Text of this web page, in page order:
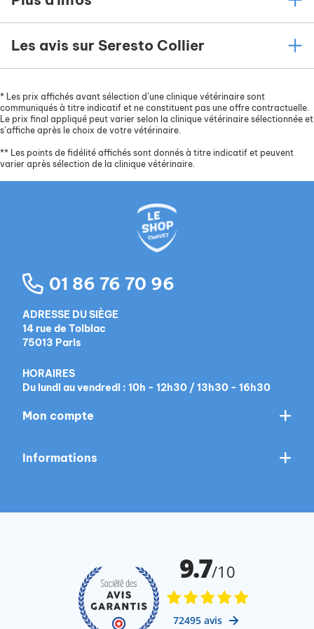
Les avis sur Seresto Collier
* Les prix affichés avant sélection d’une clinique vétérinaire sont
communiqués à titre indicatif et ne constituent pas une offre contractuelle.
Le prix final appliqué peut varier selon la clinique vétérinaire sélectionnée et
s’affiche après le choix de votre vétérinaire.
** Les points de fidélité affichés sont donnés à titre indicatif et peuvent
varier après sélection de la clinique vétérinaire.
01 86 76 70 96
ADRESSE DU SIÈGE
14 rue de Tolbiac
75013 Paris
HORAIRES
Du lundi au vendredi : 10h - 12h30 / 13h30 - 16h30
Mon compte
Informations